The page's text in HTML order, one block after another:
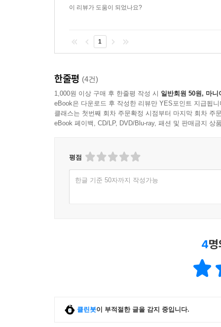
이 리뷰가 도움이 되었나요?
1
한줄평 (4건)
1,000원 이상 구매 후 한줄평 작성 시 일반회원 50원, 마니
eBook은 다운로드 후 작성한 리뷰만 YES포인트 지급됩니
클래스는 첫번째 회차 주문확정 시점부터 마지막 회차 주
eBook 페이백, CD/LP, DVD/Blu-ray, 패션 및 판매금지 상
평점
한글 기준 50자까지 작성가능
4
클린봇이 부적절한 글을 감지 중입니다.